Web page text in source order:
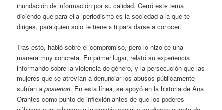
inundación de información por su calidad. Cerró este tema
diciendo que para ella ‘periodismo es la sociedad a la que te
diriges, para quien solo te tiene a ti para darse a conocer.
Tras esto, habló sobre el compromiso, pero lo hizo de una
manera muy concreta. En primer lugar, relató su experiencia
informando sobre la violencia de género, y la persecución que las
mujeres que se atrevían a denunciar los abusos públicamente
sufríana posteriori. En esta línea, se apoyó en la historia de Ana
Orantes como punto de inflexión antes de que los poderes